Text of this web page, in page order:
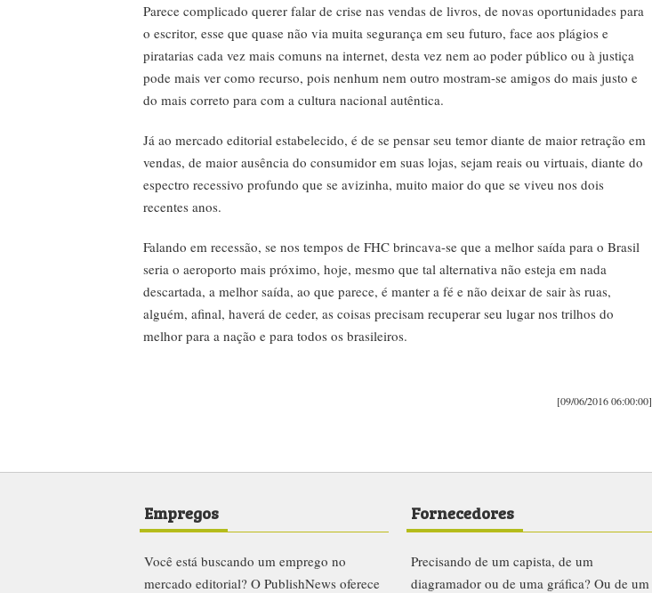
Parece complicado querer falar de crise nas vendas de livros, de novas oportunidades para
o escritor, esse que quase não via muita segurança em seu futuro, face aos plágios e
piratarias cada vez mais comuns na internet, desta vez nem ao poder público ou à justiça
pode mais ver como recurso, pois nenhum nem outro mostram-se amigos do mais justo e
do mais correto para com a cultura nacional autêntica.
Já ao mercado editorial estabelecido, é de se pensar seu temor diante de maior retração em
vendas, de maior ausência do consumidor em suas lojas, sejam reais ou virtuais, diante do
espectro recessivo profundo que se avizinha, muito maior do que se viveu nos dois
recentes anos.
Falando em recessão, se nos tempos de FHC brincava-se que a melhor saída para o Brasil
seria o aeroporto mais próximo, hoje, mesmo que tal alternativa não esteja em nada
descartada, a melhor saída, ao que parece, é manter a fé e não deixar de sair às ruas,
alguém, afinal, haverá de ceder, as coisas precisam recuperar seu lugar nos trilhos do
melhor para a nação e para todos os brasileiros.
[09/06/2016 06:00:00]
Empregos
Você está buscando um emprego no
mercado editorial? O PublishNews oferece
Fornecedores
Precisando de um capista, de um
diagramador ou de uma gráfica? Ou de um